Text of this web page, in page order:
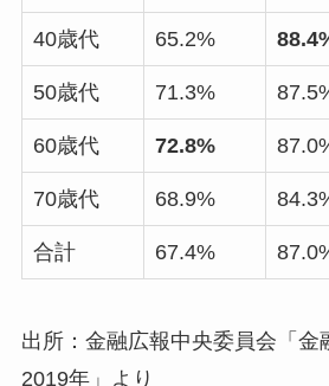
40歳代 65.2%
50歳代 71.3%
60歳代 72.8%
70歳代 68.9%
合計 67.4%
出所：金融広報中央委員会「金
2019年」より